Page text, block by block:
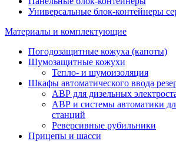
Универсальные блок-контейнеры
Материалы и комплектующие
Погодозащитные кожуха (капоты)
Шумозащитные кожухи
Тепло- и шумоизоляция
Шкафы автоматического ввода
АВР для дизельных
АВР и системы автоматики
станций
Реверсивные рубильники
Прицепы и шасси